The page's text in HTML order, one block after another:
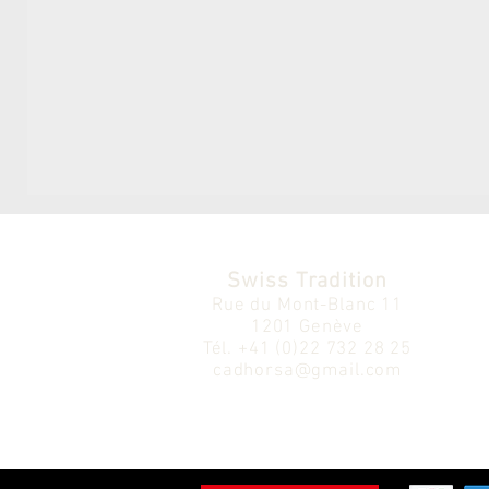
Swiss Tradition
Rue du Mont-Blanc 11
1201 Genève
Tél.
+41 (0)22 732 28 25
cadhorsa@gmail.com